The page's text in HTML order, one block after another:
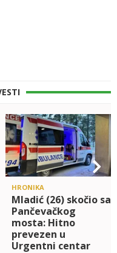
HRONIKA
Mladić (26) skočio sa
Pančevačkog
mosta: Hitno
prevezen u
Urgentni centar